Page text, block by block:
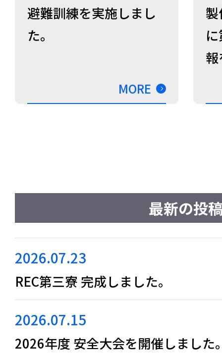
避難訓練を実施しまし
た。
MORE
最新の投
2026.07.23
REC第三寮 完成しました。
2026.07.15
2026年度 安全大会を開催しました